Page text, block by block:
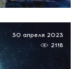
30 апреля 2023
2118